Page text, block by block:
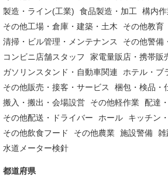
製造・ライン(工業)
食品製造・加工 構内
その他工場・倉庫・建築・土木
その他教育
清掃・ビル管理・メンテナンス
その他警備
コンビニ店舗スタッフ
家電量販店・携帯販
ガソリンスタンド・自動車関連
ホテル・ブ
その他販売・接客・サービス
梱包・検品・
搬入・搬出・会場設営
その他軽作業 配達
その他配送・ドライバー
ホール
キッチン
その他飲食フード
その他農業 施設警備 雑
水道メーター検針
都道府県